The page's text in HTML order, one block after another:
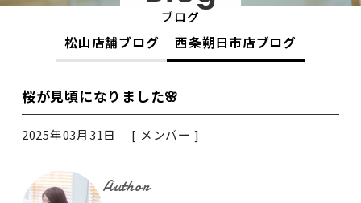
ブログ
松山店舗ブログ 西条朔日市店ブログ
桜が見頃になりました🌸
2025年03月31日 [ メンバー ]
Author